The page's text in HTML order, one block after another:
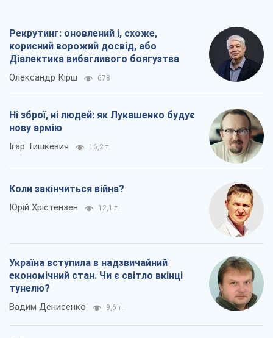
Рекрутинг: оновлений і, схоже,
корисний ворожий досвід, або
Діалектика вибагливого боягузтва
Олександр Кірш 678
Ні зброї, ні людей: як Лукашенко будує
нову армію
Ігар Тишкевич 16,2 т.
Коли закінчиться війна?
Юрій Хрістензен 12,1 т.
Україна вступила в надзвичайний
економічний стан. Чи є світло вкінці
тунелю?
Вадим Денисенко 9,6 т.